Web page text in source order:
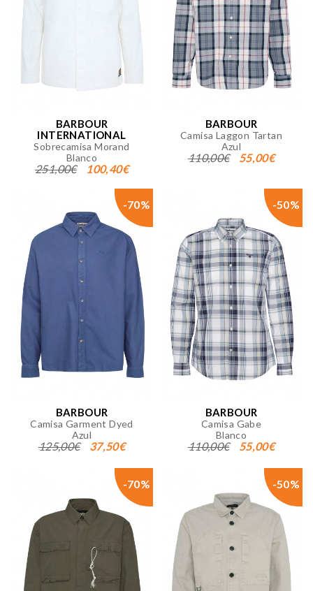
BARBOUR
INTERNATIONAL
Sobrecamisa Morand
Blanco
251,00€ 100,40€
BARBOUR
Camisa Laggon Tartan
Azul
110,00€ 55,00€
-70%
BARBOUR
Camisa Garment Dyed
Azul
125,00€ 37,50€
-50%
BARBOUR
Camisa Gabe
Blanco
110,00€ 55,00€
-70% -50%